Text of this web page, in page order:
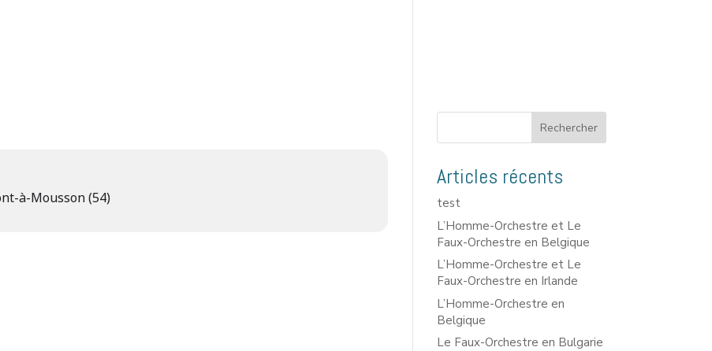
à-Mousson (54)
Rechercher
Articles récents
test
L’Homme-Orchestre et Le
Faux-Orchestre en Belgique
L’Homme-Orchestre et Le
Faux-Orchestre en Irlande
L’Homme-Orchestre en
Belgique
Le Faux-Orchestre en Bulgarie